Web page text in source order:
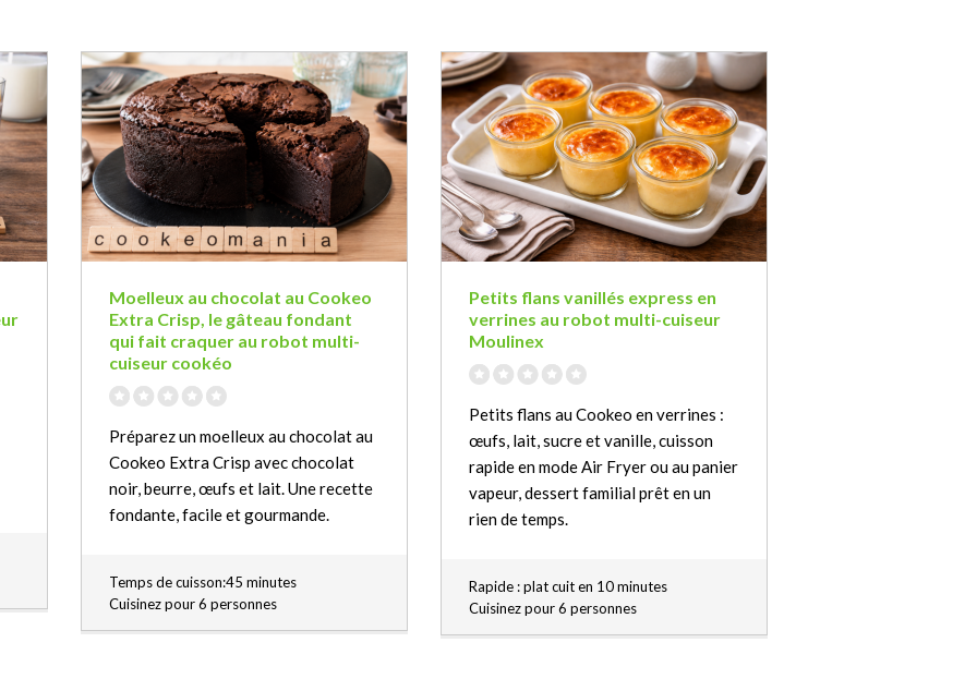
Moelleux au chocolat au Cookeo
Extra Crisp, le gâteau fondant
qui fait craquer au robot multi-
cuiseur cookéo
Préparez un moelleux au chocolat au
Cookeo Extra Crisp avec chocolat
noir, beurre, œufs et lait. Une recette
fondante, facile et gourmande.
Temps de cuisson:45 minutes
Cuisinez pour 6 personnes
Petits flans vanillés express en
verrines au robot multi-cuiseur
Moulinex
Petits flans au Cookeo en verrines :
œufs, lait, sucre et vanille, cuisson
rapide en mode Air Fryer ou au panier
vapeur, dessert familial prêt en un
rien de temps.
Rapide : plat cuit en 10 minutes
Cuisinez pour 6 personnes